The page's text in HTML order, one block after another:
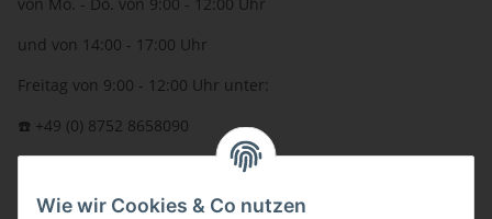
und von 14:00 - 17:00 Uhr
Freitag von 9:00 - 12:00 Uhr unter:
☎️ +49 (0) 8752 8658090
oder über unserKontaktformular
Wie wir Cookies & Co nutzen